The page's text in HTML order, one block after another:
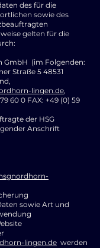
des für die
sowie des
gelten für die
GmbH (im Folgenden:
Straße 5 48531
lingen.de,
60 0 FAX: +49 (0) 59
der HSG
Anschrift
sowie Art und
lingen.de werden